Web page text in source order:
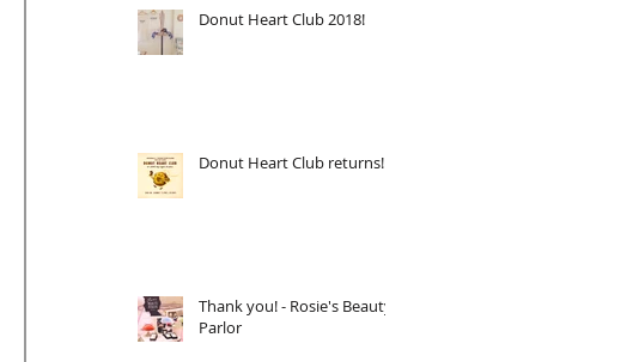
Donut Heart Club 2018!
Donut Heart Club returns!
Thank you! - Rosie's Beauty
Parlor